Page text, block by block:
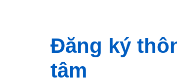
Đăng ký
tâm